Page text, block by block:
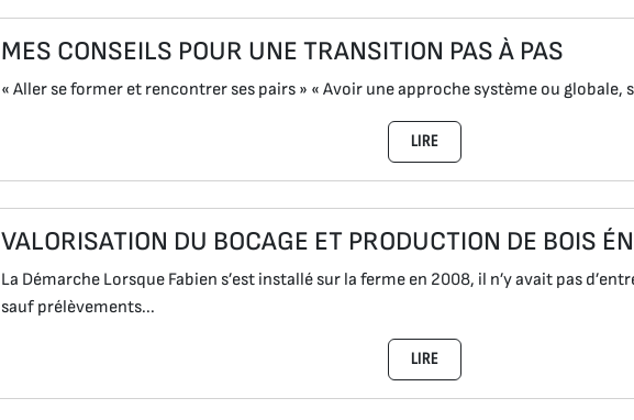
MES CONSEILS POUR UNE TRANSITION PAS À PAS
« Aller se former et rencontrer ses pairs » « Avoir une approche système ou globale,
LIRE
VALORISATION DU BOCAGE ET PRODUCTION DE BOIS
La Démarche Lorsque Fabien s’est installé sur la ferme en 2008, il n’y avait pas
sauf prélèvements...
LIRE